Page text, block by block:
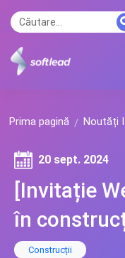
Prima pagină Noutăți
[Invitație
în
20 sept. 2024
Construcții